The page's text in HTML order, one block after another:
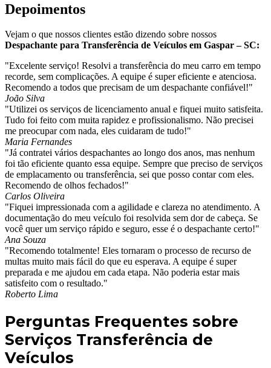
Depoimentos
Vejam o que nossos clientes estão dizendo sobre nossos
Despachante para Transferência de Veículos em Gaspar – SC:
"Excelente serviço! Resolvi a transferência do meu carro em tempo
recorde, sem complicações. A equipe é super eficiente e atenciosa.
Recomendo a todos que precisam de um despachante confiável!"
João Silva
"Utilizei os serviços de licenciamento anual e fiquei muito satisfeita.
Tudo foi feito com muita rapidez e profissionalismo. Não precisei
me preocupar com nada, eles cuidaram de tudo!"
Maria Fernandes
"Já contratei vários despachantes ao longo dos anos, mas nenhum
foi tão eficiente quanto essa equipe. Sempre que preciso de serviços
de emplacamento ou transferência, sei que posso contar com eles.
Recomendo de olhos fechados!"
Carlos Oliveira
"Fiquei impressionada com a agilidade e clareza no atendimento. A
documentação do meu veículo foi resolvida sem dor de cabeça. Se
você quer um serviço rápido e seguro, esse é o despachante certo!"
Ana Souza
"Recomendo totalmente! Eles tornaram o processo de recurso de
multas muito mais fácil do que eu esperava. A equipe é super
preparada e me ajudou em cada etapa. Não poderia estar mais
satisfeito com o resultado."
Roberto Lima
Perguntas Frequentes sobre
Serviços Transferência de
Veículos